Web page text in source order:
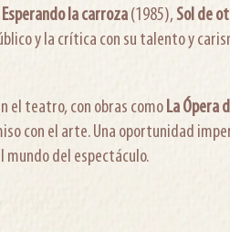
Esperando la carroza(1985), Sol de
y la crítica con su talento y
el teatro, con obras comoLa Ópera
con el arte. Una oportunidad
mundo del espectáculo.